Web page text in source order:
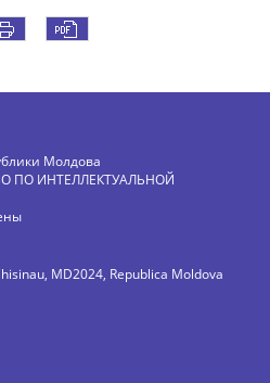
Молдова
ПО ИНТЕЛЛЕКТУАЛЬНОЙ
MD2024, Republica Moldova